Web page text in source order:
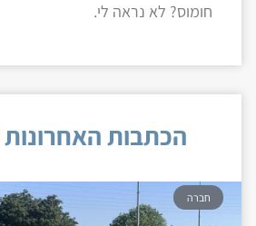
חומוס? לא נראה לי.
הכתבות
חברה